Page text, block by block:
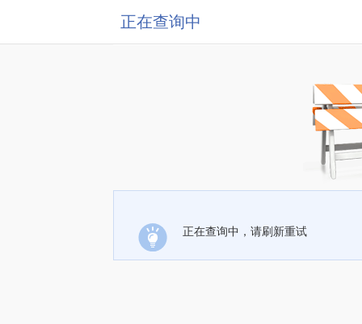
正在查询中
正在查询中，请刷新重试